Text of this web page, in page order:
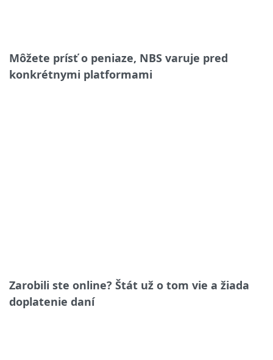
Môžete prísť o peniaze, NBS varuje pred
konkrétnymi platformami
Zarobili ste online? Štát už o tom vie a žiada
doplatenie daní